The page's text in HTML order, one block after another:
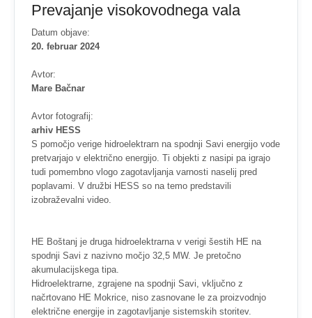
Prevajanje visokovodnega vala
Datum objave:
20. februar 2024
Avtor:
Mare Bačnar
Avtor fotografij:
arhiv HESS
S pomočjo verige hidroelektrarn na spodnji Savi energijo vode
pretvarjajo v električno energijo. Ti objekti z nasipi pa igrajo
tudi pomembno vlogo zagotavljanja varnosti naselij pred
poplavami. V družbi HESS so na temo predstavili
izobraževalni video.
HE Boštanj je druga hidroelektrarna v verigi šestih HE na
spodnji Savi z nazivno močjo 32,5 MW. Je pretočno
akumulacijskega tipa.
Hidroelektrarne, zgrajene na spodnji Savi, vključno z
načrtovano HE Mokrice, niso zasnovane le za proizvodnjo
električne energije in zagotavljanje sistemskih storitev.